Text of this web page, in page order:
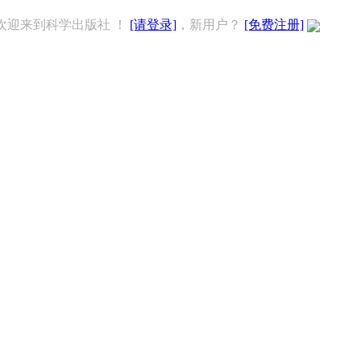
迎来到科学出版社 ！ [请登录] ，新用户？ [免费注册]